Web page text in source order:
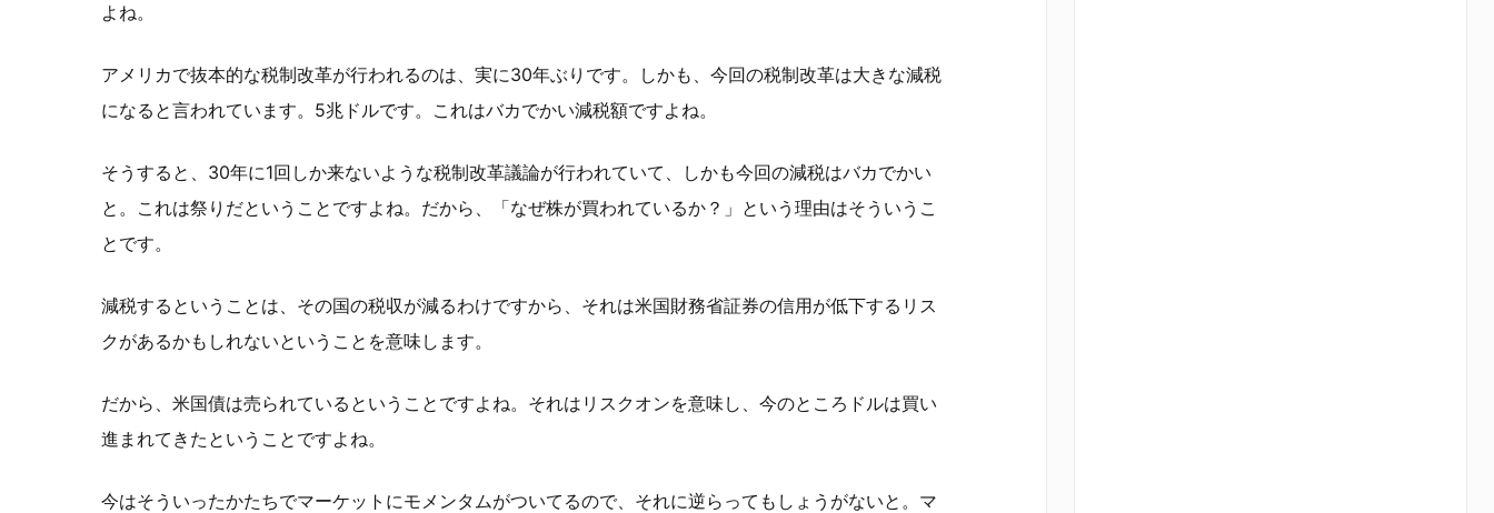
よね。
アメリカで抜本的な税制改革が行われるのは、実に30年ぶりです。しかも、今回の税制改革は大きな減税
になると言われています。5兆ドルです。これはバカでかい減税額ですよね。
そうすると、30年に1回しか来ないような税制改革議論が行われていて、しかも今回の減税はバカでかい
と。これは祭りだということですよね。だから、「なぜ株が買われているか？」という理由はそういうこ
とです。
減税するということは、その国の税収が減るわけですから、それは米国財務省証券の信用が低下するリス
クがあるかもしれないということを意味します。
だから、米国債は売られているということですよね。それはリスクオンを意味し、今のところドルは買い
進まれてきたということですよね。
今はそういったかたちでマーケットにモメンタムがついてるので、それに逆らってもしょうがないと。マ